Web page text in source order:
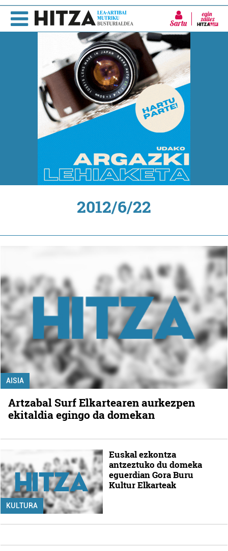
Sartu
2012/6/22
AISIA
Artzabal Surf Elkartearen aurkezpen
ekitaldia egingo da domekan
KULTURA
Euskal ezkontza
antzeztuko du domeka
eguerdian Gora Buru
Kultur Elkarteak